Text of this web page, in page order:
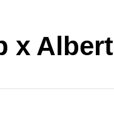
x Albert